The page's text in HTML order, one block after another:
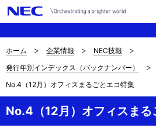
ナ
ビ
ゲ
ー
シ
サ
イ
ト
内
ホーム 企業情報
NEC技報
発行年別インデックス（バックナンバー）
No.4（12月）オフィスまるごとエコ特集
No.4（12月）オフィスまる